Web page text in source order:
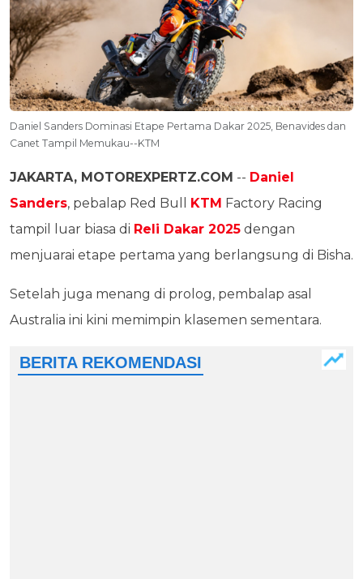
Daniel Sanders Dominasi Etape Pertama Dakar 2025, Benavides dan
Canet Tampil Memukau--KTM
JAKARTA, MOTOREXPERTZ.COM -- Daniel
Sanders, pebalap Red Bull KTM Factory Racing
tampil luar biasa di Reli Dakar 2025 dengan
menjuarai etape pertama yang berlangsung di Bisha.
Setelah juga menang di prolog, pembalap asal
Australia ini kini memimpin klasemen sementara.